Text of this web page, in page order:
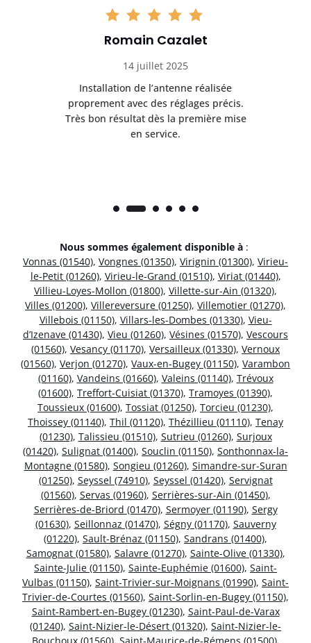
Romain Cazalet
14 juillet 2025
Installation de l’antenne réalisée
proprement avec des réglages précis.
Très bon résultat dès la première mise
en service.
Nous sommes également disponible à :
Vonnas (01540), Vongnes (01350), Virignin (01300), Virieu-
le-Petit (01260), Virieu-le-Grand (01510), Viriat (01440),
Villieu-Loyes-Mollon (01800), Villette-sur-Ain (01320),
Villes (01200), Villereversure (01250), Villemotier (01270),
Villebois (01150), Villars-les-Dombes (01330), Vieu-
d’Izenave (01430), Vieu (01260), Vésines (01570), Vescours
(01560), Vesancy (01170), Versailleux (01330), Vernoux
(01560), Verjon (01270), Vaux-en-Bugey (01150), Varambon
(01160), Vandeins (01660), Valeins (01140), Trévoux
(01600), Treffort-Cuisiat (01370), Tramoyes (01390),
Toussieux (01600), Tossiat (01250), Torcieu (01230),
Thoissey (01140), Thil (01120), Thézillieu (01110), Tenay
(01230), Talissieu (01510), Sutrieu (01260), Surjoux
(01420), Sulignat (01400), Souclin (01150), Sonthonnax-la-
Montagne (01580), Songieu (01260), Simandre-sur-Suran
(01250), Seyssel (74910), Seyssel (01420), Servignat
(01560), Servas (01960), Serrières-sur-Ain (01450),
Serrières-de-Briord (01470), Sermoyer (01190), Sergy
(01630), Seillonnaz (01470), Ségny (01170), Sauverny
(01220), Sault-Brénaz (01150), Sandrans (01400),
Samognat (01580), Salavre (01270), Sainte-Olive (01330),
Sainte-Julie (01150), Sainte-Euphémie (01600), Saint-
Vulbas (01150), Saint-Trivier-sur-Moignans (01990), Saint-
Trivier-de-Courtes (01560), Saint-Sorlin-en-Bugey (01150),
Saint-Rambert-en-Bugey (01230), Saint-Paul-de-Varax
(01240), Saint-Nizier-le-Désert (01320), Saint-Nizier-le-
Bouchoux (01560), Saint-Maurice-de-Rémens (01500),